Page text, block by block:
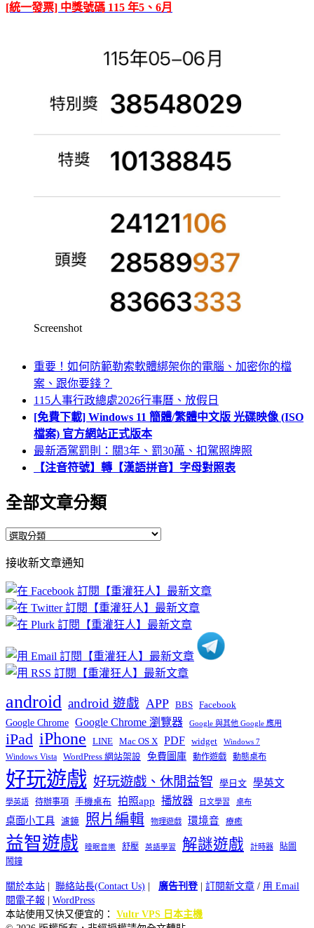
[統一發票] 中獎號碼 115 年5、6月
Screenshot
重要！如何防範勒索軟體綁架你的電腦、加密你的檔
案、跟你要錢？
115人事行政總處2026行事曆、放假日
[免費下載] Windows 11 簡體/繁體中文版 光碟映像 (ISO
檔案) 官方網站正式版本
最新酒駕罰則：關3年、罰30萬、扣駕照牌照
【注音符號】轉【漢語拼音】字母對照表
全部文章分類
全
文
章
分
類
接收新文章通知
android android 遊戲 APP BBS Facebook
Google Chrome Google Chrome 瀏覽器 Google 與其他 Google 應用
iPad iPhone LINE Mac OS X PDF widget Windows 7
Windows Vista WordPress 網站架設 免費圖庫 動作遊戲 動態桌布
好玩遊戲 好玩遊戲、休閒益智 學日文 學英文
學英語 待辦事項 手機桌布 拍照app 播放器 日文學習 桌布
桌面小工具 濾鏡 照片編輯 物理遊戲 環境音 療癒
益智遊戲 睡眠音樂 舒壓 英語學習 解謎遊戲 計時器
貼圖
鬧鐘
關於本站 聯絡站長(Contact Us) 廣告刊登| 訂閱新文章 / 用 Email
閱電子報
WordPress
本站使用又快又便宜的： Vultr VPS 日本主機